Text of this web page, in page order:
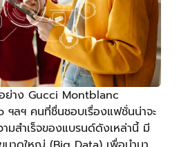
าง Gucci Montblanc
ลฯ คนที่ชื่นชอบเรื่องแฟชั่นน่าจะ
สำเร็จของแบรนด์ดังเหล่านี้ มี